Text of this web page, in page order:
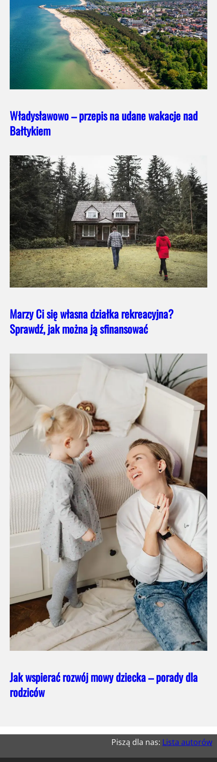
Władysławowo – przepis na udane wakacje nad
Bałtykiem
Marzy Ci się własna działka rekreacyjna?
Sprawdź, jak można ją sfinansować
Jak wspierać rozwój mowy dziecka – porady dla
rodziców
Piszą dla nas: Lista autorów